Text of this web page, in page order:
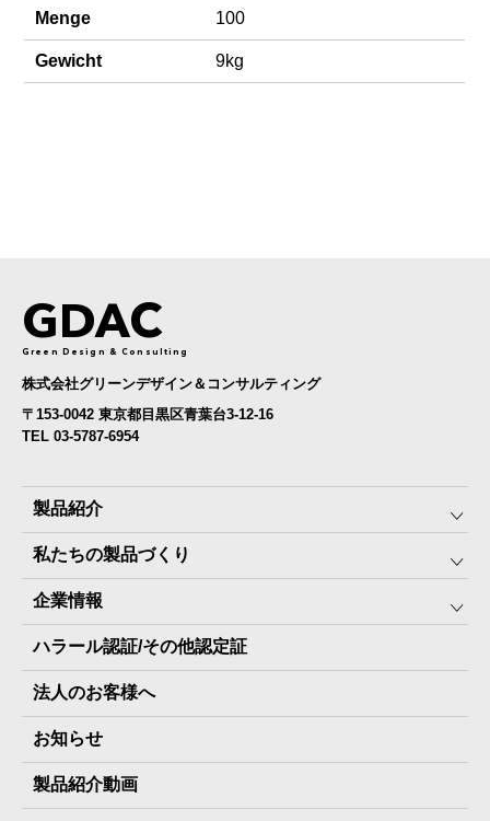
Menge 100
Gewicht 9kg
GDAC
Green Design & Consulting
株式会社グリーンデザイン＆コンサルティング
〒153-0042 東京都目黒区青葉台3-12-16
TEL 03-5787-6954
製品紹介
みんなの保存⾷
The Next Dekade10年保存
The Next Dekade7年保存
JARAペットフード7年保存
その他製品
私たちの製品づくり
SDGSへの取り組み
JARA(ペット⽤防災備蓄⾷)について
地産地消パッケージについて
企業情報
社⻑ご挨拶
スタッフ紹介
会社概要
製品納入実績
ハラール認証/その他認定証
法人のお客様へ
お知らせ
製品紹介動画